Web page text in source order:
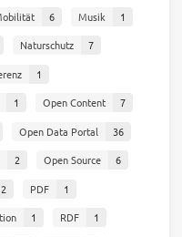
6 Musik
1
Naturschutz
7
1
1 Open Content
7
Open Data Portal
36
2 Open Source
6
2 PDF
1
1 RDF
1